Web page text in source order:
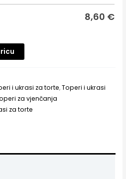
8,60 €
i ukrasi za torte,Toperi i ukrasi
za vjenčanja
za torte